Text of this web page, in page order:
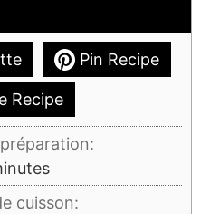
Pin Recipe
Recipe
cuisson: